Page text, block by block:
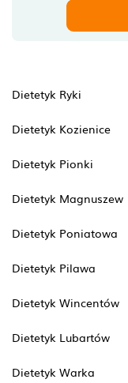
Dietetyk Ryki
Dietetyk Kozienice
Dietetyk Pionki
Dietetyk Magnuszew
Dietetyk Poniatowa
Dietetyk Pilawa
Dietetyk Wincentów
Dietetyk Lubartów
Dietetyk Warka